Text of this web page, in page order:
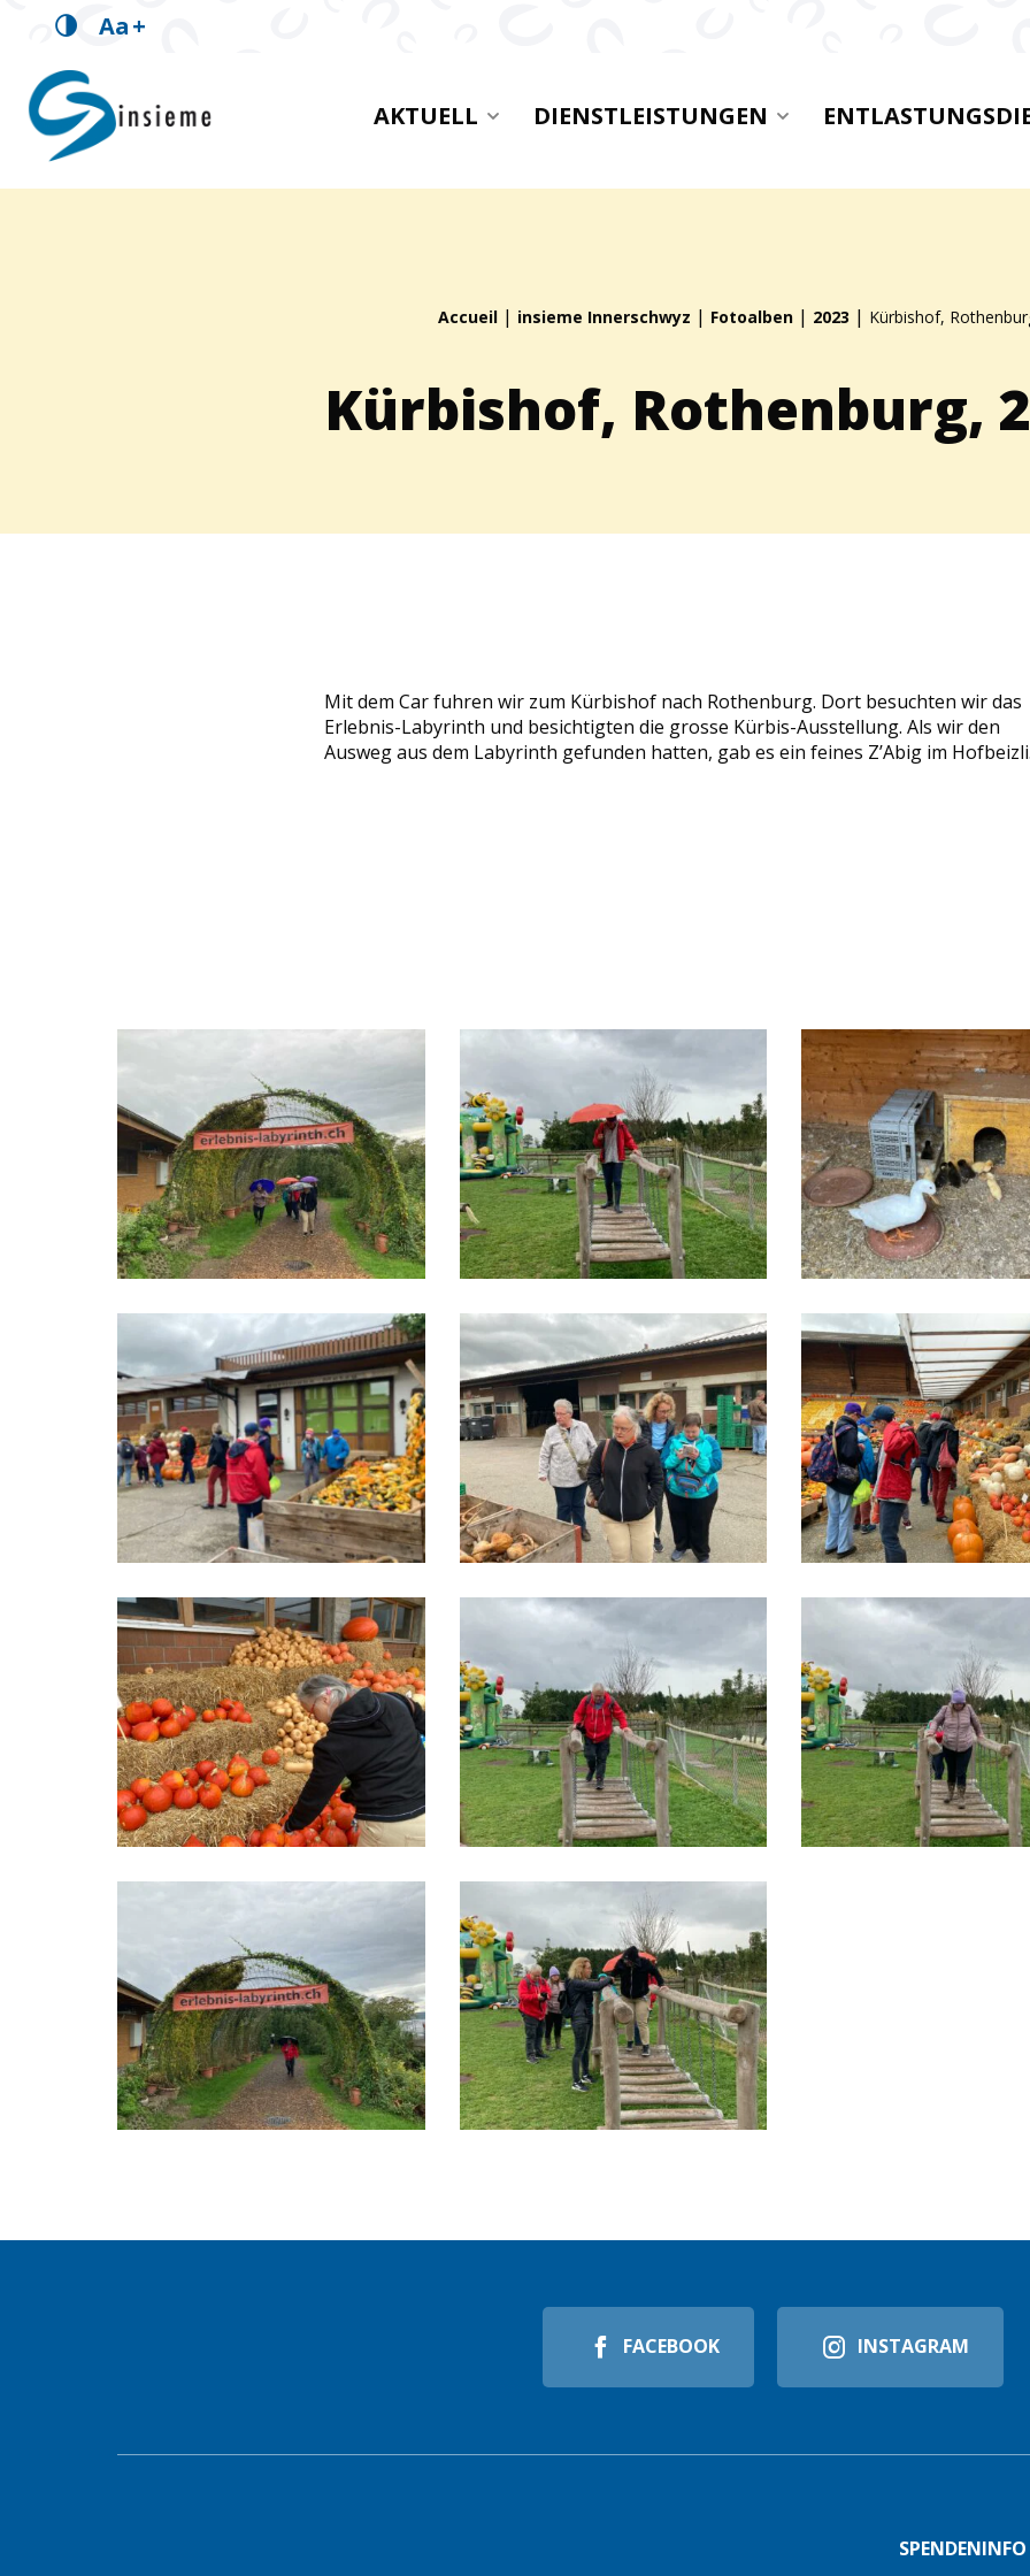
Aa+
insieme Innerschwyz
AKTUELL DIENSTLEISTUNGEN
Brotkrümelpfad:Accueil | insieme Innerschwyz | Fotoalben | 2023 | Kürbishof,
Kürbishof, Rothenburg,
Mit dem Car fuhren wir zum Kürbishof nach Rothenburg. Dort besuchten wir das
Erlebnis-Labyrinth und besichtigten die grosse Kürbis-Ausstellung. Als wir den
Ausweg aus dem Labyrinth gefunden hatten, gab es ein feines Z’Abig im
FACEBOOK INSTAGRAM
SPENDENINFO